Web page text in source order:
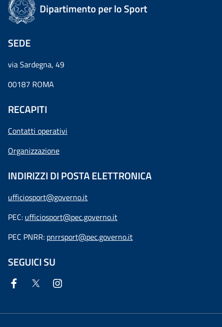
Dipartimento per lo Sport
SEDE
via Sardegna, 49
00187 ROMA
RECAPITI
Contatti operativi
Organizzazione
INDIRIZZI DI POSTA ELETTRONICA
ufficiosport@governo.it
PEC: ufficiosport@pec.governo.it
PEC PNRR: pnrrsport@pec.governo.it
SEGUICI SU